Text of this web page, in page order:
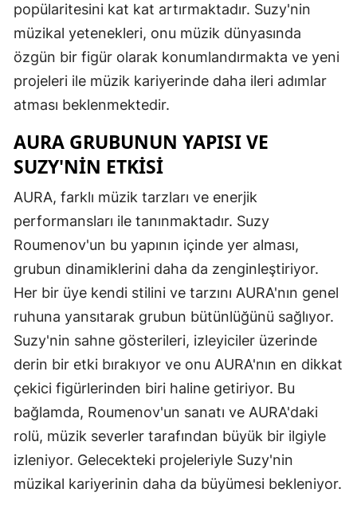
popülaritesini kat kat artırmaktadır. Suzy'nin
müzikal yetenekleri, onu müzik dünyasında
özgün bir figür olarak konumlandırmakta ve yeni
projeleri ile müzik kariyerinde daha ileri adımlar
atması beklenmektedir.
AURA GRUBUNUN YAPISI VE
SUZY'NIN ETKISI
AURA, farklı müzik tarzları ve enerjik
performansları ile tanınmaktadır. Suzy
Roumenov'un bu yapının içinde yer alması,
grubun dinamiklerini daha da zenginleştiriyor.
Her bir üye kendi stilini ve tarzını AURA'nın genel
ruhuna yansıtarak grubun bütünlüğünü sağlıyor.
Suzy'nin sahne gösterileri, izleyiciler üzerinde
derin bir etki bırakıyor ve onu AURA'nın en dikkat
çekici figürlerinden biri haline getiriyor. Bu
bağlamda, Roumenov'un sanatı ve AURA'daki
rolü, müzik severler tarafından büyük bir ilgiyle
izleniyor. Gelecekteki projeleriyle Suzy'nin
müzikal kariyerinin daha da büyümesi bekleniyor.